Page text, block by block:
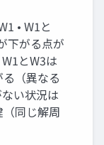
• W1と
下がる点が
とW3は
（異なる
い状況は
同じ解周